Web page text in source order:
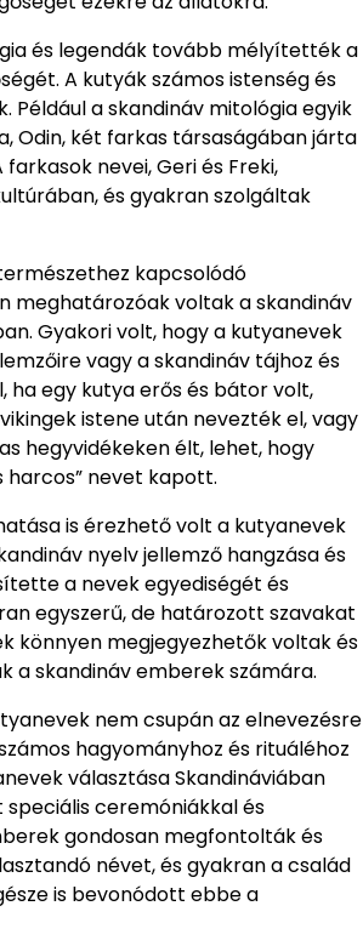
és legendák tovább mélyítették a
A kutyák számos istenség és
Például a skandináv mitológia egyik
Odin, két farkas társaságában járta
nevei, Geri és Freki,
és gyakran szolgáltak
kapcsolódó
meghatározóak voltak a skandináv
Gyakori volt, hogy a kutyanevek
vagy a skandináv tájhoz és
ha egy kutya erős és bátor volt,
istene után nevezték el, vagy
hegyvidékeken élt, lehet, hogy
harcos” nevet kapott.
is érezhető volt a kutyanevek
nyelv jellemző hangzása és
a nevek egyediségét és
egyszerű, de határozott szavakat
könnyen megjegyezhetők voltak és
a skandináv emberek számára.
nem csupán az elnevezésre
hagyományhoz és rituáléhoz
választása Skandináviában
ceremóniákkal és
gondosan megfontolták és
névet, és gyakran a család
is bevonódott ebbe a